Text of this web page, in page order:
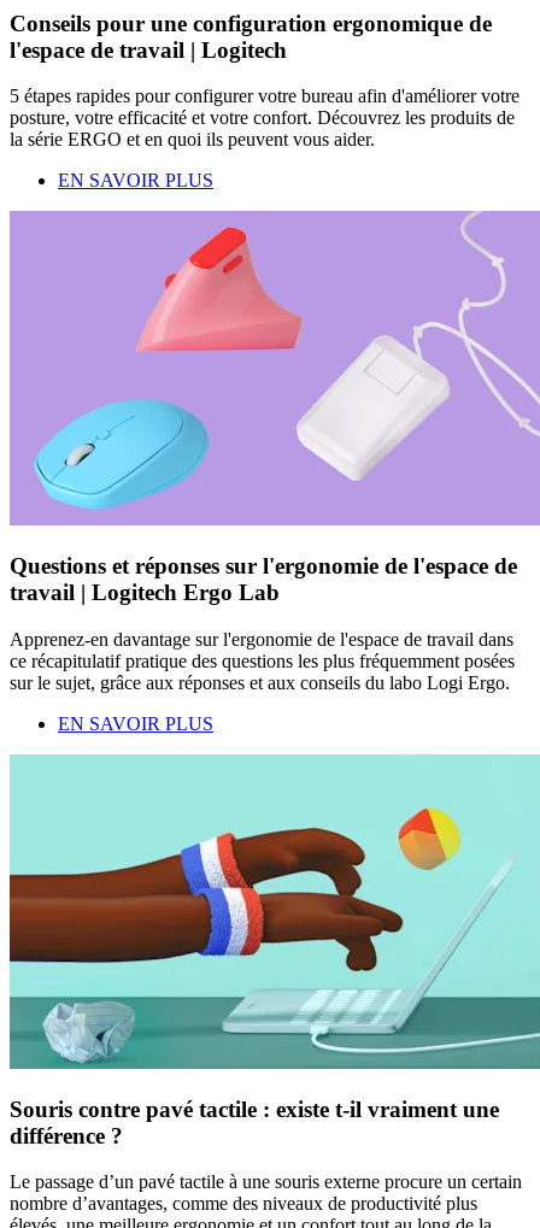
Conseils pour une configuration ergonomique de
l'espace de travail | Logitech
5 étapes rapides pour configurer votre bureau afin d'améliorer votre
posture, votre efficacité et votre confort. Découvrez les produits de
la série ERGO et en quoi ils peuvent vous aider.
EN SAVOIR PLUS
Questions et réponses sur l'ergonomie de l'espace de
travail | Logitech Ergo Lab
Apprenez-en davantage sur l'ergonomie de l'espace de travail dans
ce récapitulatif pratique des questions les plus fréquemment posées
sur le sujet, grâce aux réponses et aux conseils du labo Logi Ergo.
EN SAVOIR PLUS
Souris contre pavé tactile : existe t-il vraiment une
différence ?
Le passage d’un pavé tactile à une souris externe procure un certain
nombre d’avantages, comme des niveaux de productivité plus